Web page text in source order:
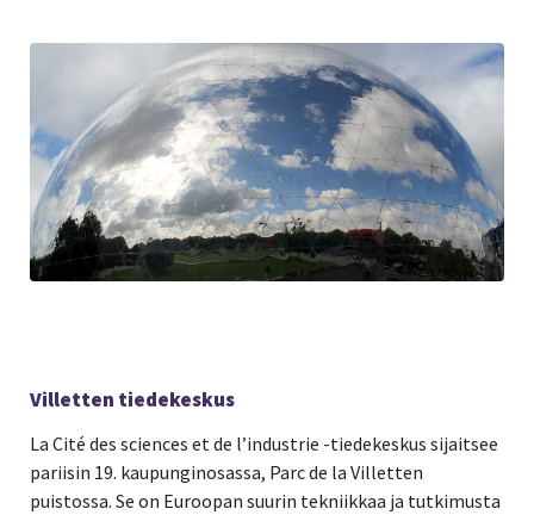
Villetten tiedekeskus
La Cité des sciences et de l’industrie -tiedekeskus sijaitsee
pariisin 19. kaupunginosassa, Parc de la Villetten
puistossa. Se on Euroopan suurin tekniikkaa ja tutkimusta